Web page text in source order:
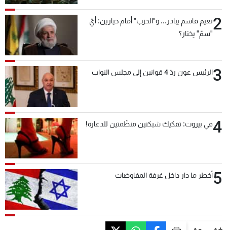
2نعيم قاسم يبادر... و"الحزب" أمام خيارين: أيّ
"سمّ" يختار؟
3الرئيس عون ردّ 4 قوانين إلى مجلس النواب
4في بيروت: تفكيك شبكتين منظّمتين للدعارة!
5أخطر ما دار داخل غرفة المفاوضات